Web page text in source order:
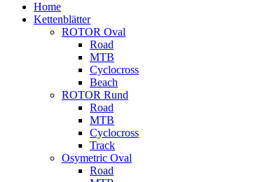
Home
Kettenblätter
ROTOR Oval
Road
MTB
Cyclocross
Beach
ROTOR Rund
Road
MTB
Cyclocross
Track
Osymetric Oval
Road